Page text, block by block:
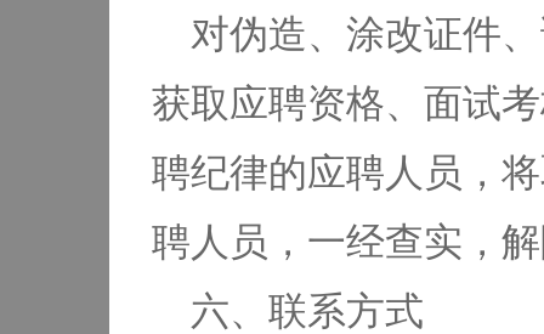
对伪造、涂改证件
获取应聘资格、面试
聘纪律的应聘人员，
聘人员，一经查实，
六、联系方式